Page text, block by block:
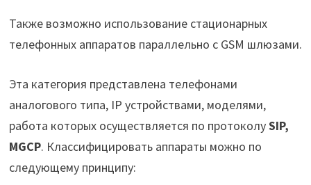
Также возможно использование стационарных
телефонных аппаратов параллельно с GSM шлюзами.
Эта категория представлена телефонами
аналогового типа, IP устройствами, моделями,
работа которых осуществляется по протоколуSIP,
MGCP. Классифицировать аппараты можно по
следующему принципу: